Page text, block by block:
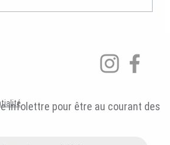
infolettre pour être au courant des